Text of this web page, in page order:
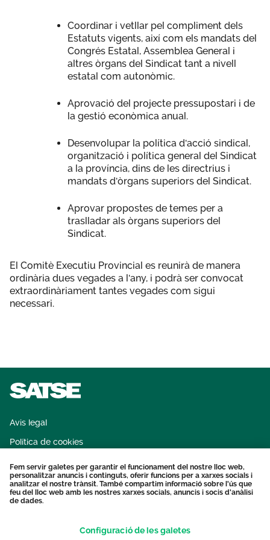
Coordinar i vetllar pel compliment dels
Estatuts vigents, així com els mandats del
Congrés Estatal, Assemblea General i
altres òrgans del Sindicat tant a nivell
estatal com autonòmic.
Aprovació del projecte pressupostari i de
la gestió econòmica anual.
Desenvolupar la política d'acció sindical,
organització i política general del Sindicat
a la província, dins de les directrius i
mandats d'òrgans superiors del Sindicat.
Aprovar propostes de temes per a
traslladar als òrgans superiors del
Sindicat.
El Comitè Executiu Provincial es reunirà de manera
ordinària dues vegades a l'any, i podrà ser convocat
extraordinàriament tantes vegades com sigui
necessari.
Avis legal
Política de cookies
Protecció dades personals
Contacte
Fem servir galetes per garantir el funcionament del nostre lloc web,
personalitzar anuncis i continguts, oferir funcions per a xarxes socials i
analitzar el nostre trànsit. També compartim informació sobre l'ús que
feu del lloc web amb les nostres xarxes socials, anuncis i socis d'anàlisi
de dades.
Configuració de les galetes